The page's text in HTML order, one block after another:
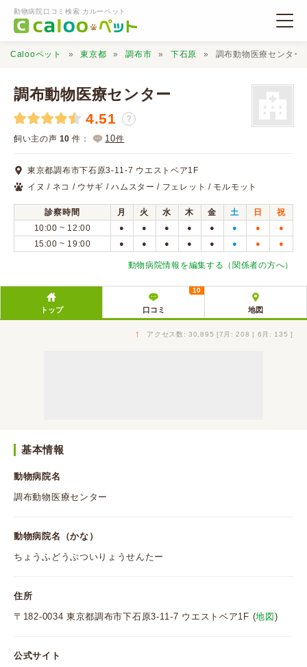
動物病院口コミ検索 カルーペット
動物病院検索
口コミ検索
Calooペットとは？
Calooペット 東京都 調布市 下石原 調布動物医療センター
調布動物医療センター
4.51 ？
飼い主の声 10 件： 10件
東京都調布市下石原3-11-7 ウエストベア1F
イヌ / ネコ / ウサギ / ハムスター / フェレット / モルモット
診察時間 月 火 水 木 金 土 日
祝
10:00 ~ 12:00
● ● ● ● ● ● ● ●
15:00 ~ 19:00 ● ● ● ● ● ● ● ●
動物病院情報を編集する（関係者の方へ）
トップ 口コミ
10
地図
↑ アクセス数: 30,895 [7月: 208 | 6月: 135 ]
基本情報
動物病院名
調布動物医療センター
動物病院名（かな）
ちょうふどうぶついりょうせんたー
住所
〒182-0034 東京都調布市下石原3-11-7 ウエストベア1F (地図 )
公式サイト